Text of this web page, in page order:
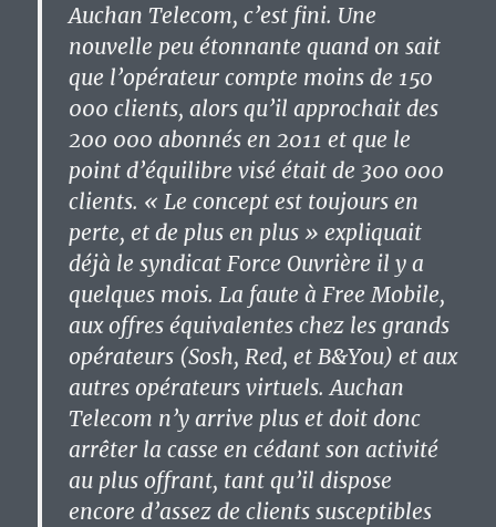
Auchan Telecom, c’est fini. Une
nouvelle peu étonnante quand on sait
que l’opérateur compte moins de 150
000 clients, alors qu’il approchait des
200 000 abonnés en 2011 et que le
point d’équilibre visé était de 300 000
clients. « Le concept est toujours en
perte, et de plus en plus » expliquait
déjà le syndicat Force Ouvrière il y a
quelques mois. La faute à Free Mobile,
aux offres équivalentes chez les grands
opérateurs (Sosh, Red, et B&You) et aux
autres opérateurs virtuels. Auchan
Telecom n’y arrive plus et doit donc
arrêter la casse en cédant son activité
au plus offrant, tant qu’il dispose
encore d’assez de clients susceptibles